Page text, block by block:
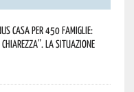
casa per 450 famiglie:
chiarezza”. La situazione